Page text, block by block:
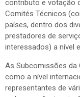
contributo e votação
Comités Técnicos
países, dentro dos
prestadores de
interessados) a nível
As Subcomissões da
como a nível
representantes de